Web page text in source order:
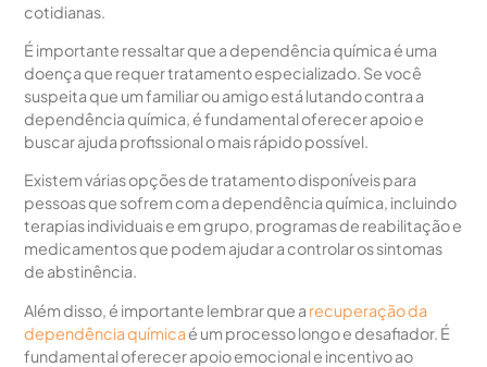
cotidianas.
É importante ressaltar que a dependência química é uma
doença que requer tratamento especializado. Se você
suspeita que um familiar ou amigo está lutando contra a
dependência química, é fundamental oferecer apoio e
buscar ajuda profissional o mais rápido possível.
Existem várias opções de tratamento disponíveis para
pessoas que sofrem com a dependência química, incluindo
terapias individuais e em grupo, programas de reabilitação e
medicamentos que podem ajudar a controlar os sintomas
de abstinência.
Além disso, é importante lembrar que a recuperação da
dependência química é um processo longo e desafiador. É
fundamental oferecer apoio emocional e incentivo ao